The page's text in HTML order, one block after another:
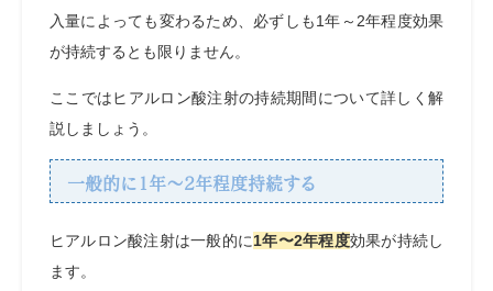
入量によっても変わるため、必ずしも1年～2年程度効果
が持続するとも限りません。
ここではヒアルロン酸注射の持続期間について詳しく解
説しましょう。
一般的に1年～2年程度持続する
ヒアルロン酸注射は一般的に1年〜2年程度効果が持続し
ます。